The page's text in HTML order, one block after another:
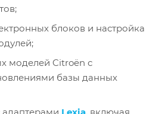
блоков и настройка
моделей Citroën с
базы данных
адаптерами Lexia, включая